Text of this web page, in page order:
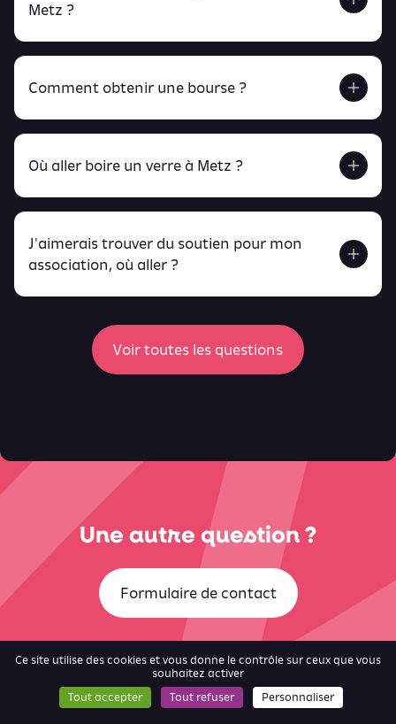
Ce site utilise des cookies et vous donne le contrôle sur ceux que vous
souhaitez activer
Tout accepter
Tout refuser Personnaliser
Metz ?
Retrouve tout ça en cliquant ici !
Comment obtenir une bourse ?
Retrouve toutes ces infos ici.
Où aller boire un verre à Metz ?
peux
retrouver ici
J'aimerais trouver du soutien pour mon
association, où aller ?
Voir toutes les questions
Une autre question ?
Formulaire de contact